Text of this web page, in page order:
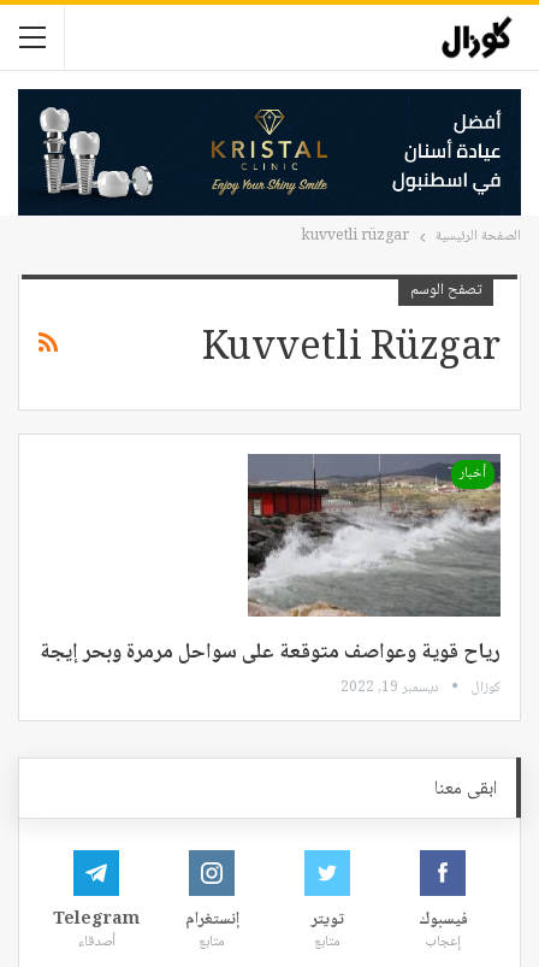
الصفحة الرئيسية kuvvetli rüzgar
تصفح الوسم
Kuvvetli Rüzgar
أخبار
رياح قوية وعواصف متوقعة على سواحل مرمرة وبحر إيجة
كوزال ديسمبر 19, 2022
ابقى معنا
فيسبوك
إعجاب
تويتر
متابع
إنستغرام
متابع
Telegram
أصدقاء